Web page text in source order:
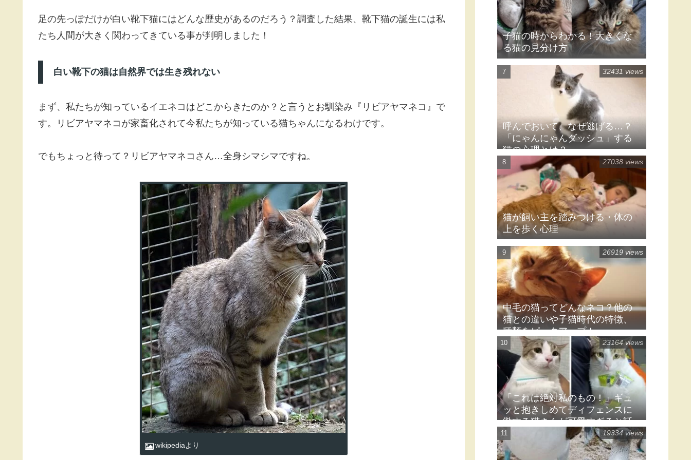
どちらも靴下を履いてるように見えるので、靴下猫と呼ばれます。
靴下猫はどんな柄でも色でもOK。猫様のクリームパンのような丸いおみ足が白ければ、みーんな
靴下猫の誕生には人間が大きく関わっている
足の先っぽだけが白い靴下猫にはどんな歴史があるのだろう？調査した結果、靴下猫の誕生には私
たち人間が大きく関わってきている事が判明しました！
白い靴下の猫は自然界では生き残れない
まず、私たちが知っているイエネコはどこからきたのか？と言うとお馴染み『リビアヤマネコ』で
ゥードルがとっても可愛い！
猫がぬいぐるみを咥えて運ぶの
はなぜ？５つの心理
43447 views
子猫の時からわかる！大きくな
る猫の見分け方
41606 views
呼んでおいて、なぜ逃げる…？
「にゃんにゃんダッシュ」する
猫の心理とは？
32431 views
猫が飼い主を踏みつける・体の
上を歩く心理
27038 views
中毛の猫ってどんなネコ？他の
26919 views